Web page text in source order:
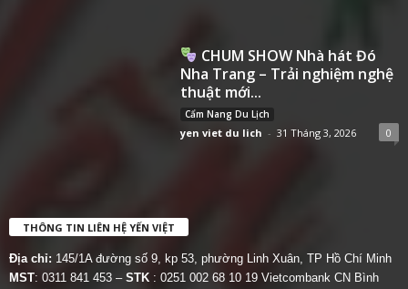
CHUM SHOW Nhà hát Đó
Nha Trang – Trải nghiệm nghệ
thuật mới...
Cẩm Nang Du Lịch
yen viet du lich - 31 Tháng 3, 2026 0
THÔNG TIN LIÊN HỆ YẾN VIỆT
Địa chỉ: 145/1A đường số 9, kp 53, phường Linh Xuân, TP Hồ Chí Minh
MST: 0311 841 453 – STK : 0251 002 68 10 19 Vietcombank CN Bình